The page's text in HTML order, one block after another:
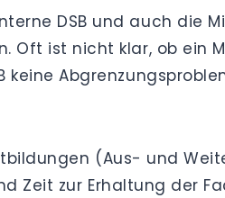
DSB und auch die
Oft ist nicht klar, ob ein
keine
(Aus- und
Zeit zur Erhaltung der